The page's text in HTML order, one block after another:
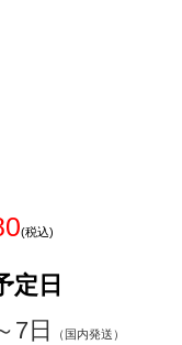
(税込)
定日
7日
（国内発送）